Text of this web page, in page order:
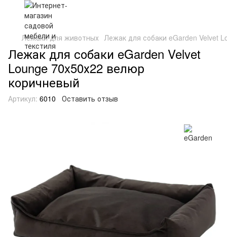
Лежаки для животных Лежак для собаки eGarden Velvet
Лежак для собаки eGarden Velvet
Lounge 70x50х22 велюр
коричневый
Артикул: 6010 Оставить отзыв